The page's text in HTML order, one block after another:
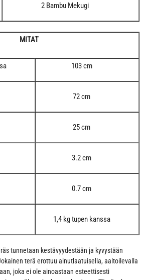
2 Bambu Mekugi
MITAT
103 cm
72 cm
25 cm
3.2 cm
0.7 cm
1,4 kg tupen kanssa
tunnetaan kestävyydestään ja kyvystään
terä erottuu ainutlaatuisella, aaltoilevalla
joka ei ole ainoastaan esteettisesti